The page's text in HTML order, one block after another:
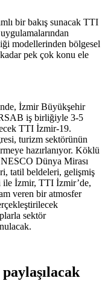
bir bakış sunacak TTI
modellerinden bölgesel
pek çok konu ele
İzmir Büyükşehir
iş birliğiyle 3-5
TTI İzmir-19.
turizm sektörünün
hazırlanıyor. Köklü
Dünya Mirası
tatil beldeleri, gelişmiş
ile İzmir, TTI İzmir’de,
veren bir atmosfer
sektör